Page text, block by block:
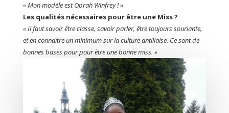
« Mon modèle est Oprah Winfrey ! »
Les qualités nécessaires pour être une Miss ?
« Il faut savoir être classe, savoir parler, être toujours souriante,
et en connaître un minimum sur la culture antillaise. Ce sont de
bonnes bases pour pour être une bonne miss. »